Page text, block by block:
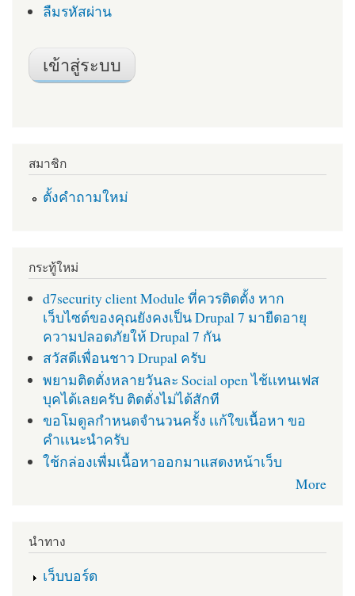
ลืมรหัสผ่าน
สมาชิก
ตั้งคำถามใหม่
กระทู้ใหม่
d7security client Module ที่ควรติดตั้ง หาก
เว็บไซต์ของคุณยังคงเป็น Drupal 7 มายืดอายุ
ความปลอดภัยให้ Drupal 7 กัน
สวัสดีเพื่อนชาว Drupal ครับ
พยามติดตั่งหลายวันละ Social open ไช้เเทนเฟส
บุคได้เลยครับ ติดตั่งไม่ได้สักที
ขอโมดูลกำหนดจำนวนครั้ง เเก้ใขเนื้อหา ขอ
คำเเนะนำครับ
ใช้กล่องเพื่มเนื้อหาออกมาแสดงหน้าเว็บ
More
นำทาง
เว็บบอร์ด